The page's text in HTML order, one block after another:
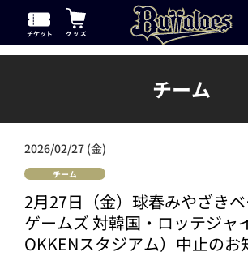
チーム
2026/02/27 (金)
チーム
2月27日（金）球春みやざき
ゲームズ 対韓国・ロッテジャ
OKKENスタジアム）中止のお